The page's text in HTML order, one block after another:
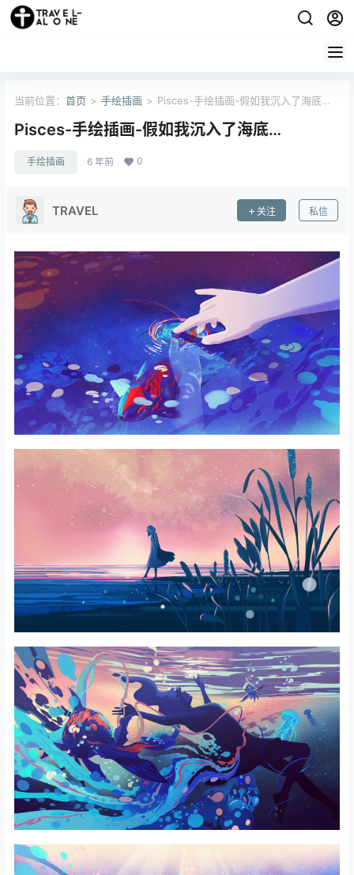
当前位置： 首页 > 手绘插画 > Pisces-手绘插画-假如我沉入了海底…
Pisces-手绘插画-假如我沉入了海底…
手绘插画 6 年前 0
TRAVEL 关注 私信